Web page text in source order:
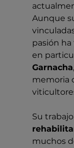
Aunque
pasión
en
Garnacha
memoria
Su
muchos